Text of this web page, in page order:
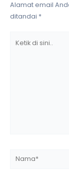
Alamat email
ditandai *
Nama*